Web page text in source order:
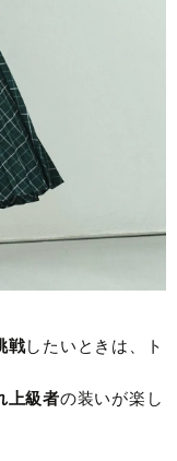
戦したいときは、ト
上級者の装いが楽し